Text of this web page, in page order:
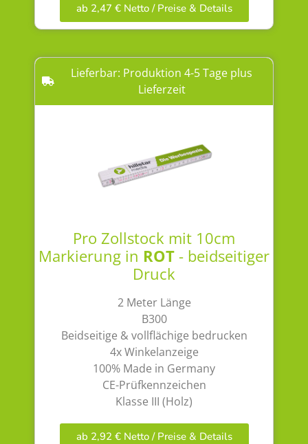
ab 2,47 € Netto / Preise & Details
Lieferbar: Produktion 4-5 Tage plus
Lieferzeit
Pro Zollstock mit 10cm
Markierung in ROT- beidseitiger
Druck
2 Meter Länge
B300
Beidseitige & vollflächige bedrucken
4x Winkelanzeige
100% Made in Germany
CE-Prüfkennzeichen
Klasse III (Holz)
ab 2,92 € Netto / Preise & Details